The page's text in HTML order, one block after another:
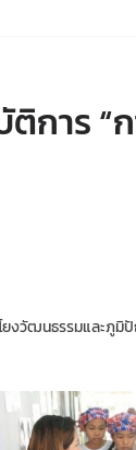
าร
วัฒนธรรมและ